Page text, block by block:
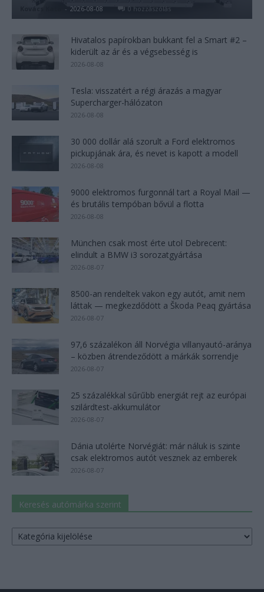
- 2026-08-08 0 hozzászólás
Hivatalos papírokban bukkant fel a Smart #2 –
kiderült az ár és a végsebesség is
2026-08-08
Tesla: visszatért a régi árazás a magyar
Supercharger-hálózaton
2026-08-08
30 000 dollár alá szorult a Ford elektromos
pickupjának ára, és nevet is kapott a modell
2026-08-08
9000 elektromos furgonnál tart a Royal Mail —
és brutális tempóban bővül a flotta
2026-08-08
München csak most érte utol Debrecent:
elindult a BMW i3 sorozatgyártása
2026-08-07
8500-an rendeltek vakon egy autót, amit nem
láttak — megkezdődött a Škoda Peaq gyártása
2026-08-07
97,6 százalékon áll Norvégia villanyautó-aránya
– közben átrendeződött a márkák sorrendje
2026-08-07
25 százalékkal sűrűbb energiát rejt az európai
szilárdtest-akkumulátor
2026-08-07
Dánia utolérte Norvégiát: már náluk is szinte
csak elektromos autót vesznek az emberek
2026-08-07
Keresés autómárka szerint
Keresés
autómárka